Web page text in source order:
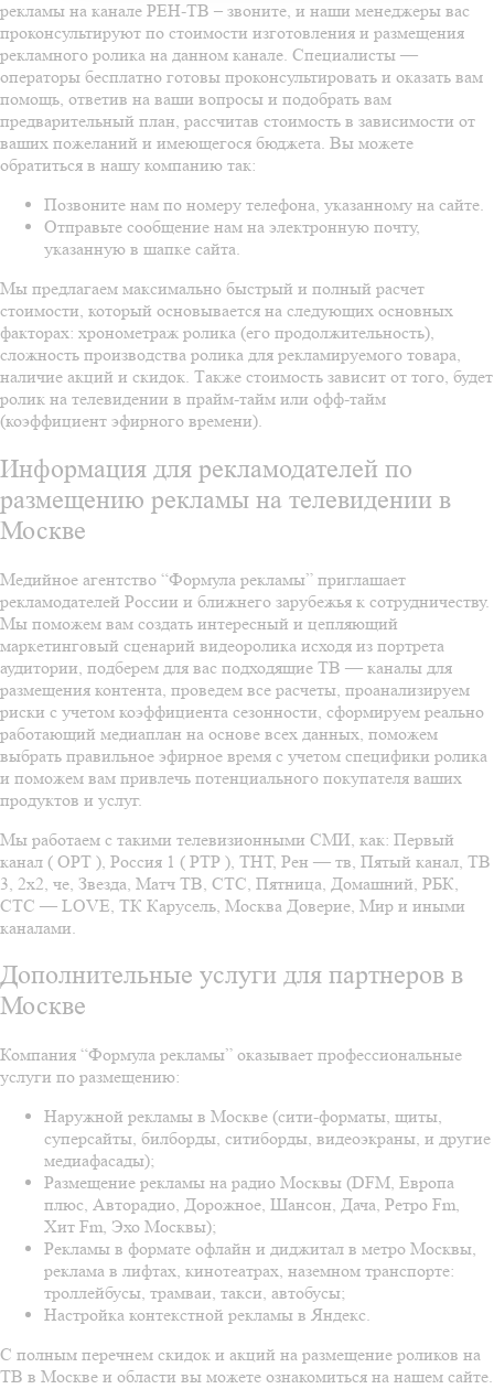
рекламы на канале РЕН-ТВ – звоните, и наши менеджеры вас
проконсультируют по стоимости изготовления и размещения
рекламного ролика на данном канале. Специалисты —
операторы бесплатно готовы проконсультировать и оказать вам
помощь, ответив на ваши вопросы и подобрать вам
предварительный план, рассчитав стоимость в зависимости от
ваших пожеланий и имеющегося бюджета. Вы можете
обратиться в нашу компанию так:
Позвоните нам по номеру телефона, указанному на сайте.
Отправьте сообщение нам на электронную почту,
указанную в шапке сайта.
Мы предлагаем максимально быстрый и полный расчет
стоимости, который основывается на следующих основных
факторах: хронометраж ролика (его продолжительность),
сложность производства ролика для рекламируемого товара,
наличие акций и скидок. Также стоимость зависит от того, будет
ролик на телевидении в прайм-тайм или офф-тайм
(коэффициент эфирного времени).
Информация для рекламодателей по
размещению рекламы на телевидении в
Москве
Медийное агентство “Формула рекламы” приглашает
рекламодателей России и ближнего зарубежья к сотрудничеству.
Мы поможем вам создать интересный и цепляющий
маркетинговый сценарий видеоролика исходя из портрета
аудитории, подберем для вас подходящие ТВ — каналы для
размещения контента, проведем все расчеты, проанализируем
риски с учетом коэффициента сезонности, сформируем реально
работающий медиаплан на основе всех данных, поможем
выбрать правильное эфирное время с учетом специфики ролика
и поможем вам привлечь потенциального покупателя ваших
продуктов и услуг.
Мы работаем с такими телевизионными СМИ, как: Первый
канал ( ОРТ ), Россия 1 ( РТР ), ТНТ, Рен — тв, Пятый канал, ТВ
3, 2х2, че, Звезда, Матч ТВ, СТС, Пятница, Домашний, РБК,
СТС — LOVE, ТК Карусель, Москва Доверие, Мир и иными
каналами.
Дополнительные услуги для партнеров в
Москве
Компания “Формула рекламы” оказывает профессиональные
услуги по размещению:
Наружной рекламы в Москве (сити-форматы, щиты,
суперсайты, билборды, ситиборды, видеоэкраны, и другие
медиафасады);
Размещение рекламы на радио Москвы (DFM, Европа
плюс, Авторадио, Дорожное, Шансон, Дача, Ретро Fm,
Хит Fm, Эхо Москвы);
Рекламы в формате офлайн и диджитал в метро Москвы,
реклама в лифтах, кинотеатрах, наземном транспорте:
троллейбусы, трамваи, такси, автобусы;
Настройка контекстной рекламы в Яндекс.
С полным перечнем скидок и акций на размещение роликов на
ТВ в Москве и области вы можете ознакомиться на нашем сайте.